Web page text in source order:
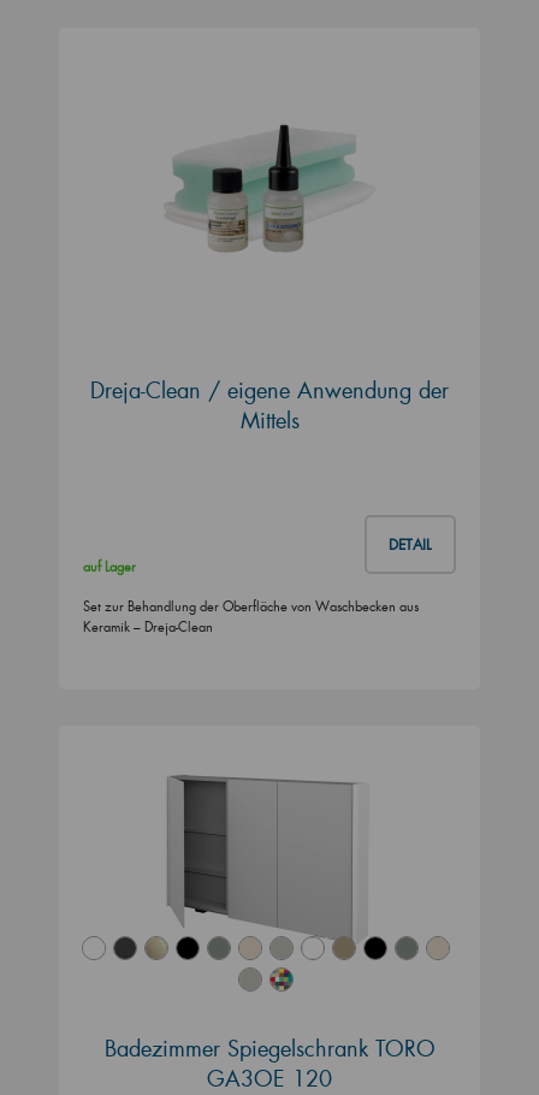
Dreja-Clean / eigene Anwendung der
Mittels
DETAIL
auf Lager
Set zur Behandlung der Oberfläche von Waschbecken aus
Keramik – Dreja-Clean
Badezimmer Spiegelschrank TORO
GA3OE 120